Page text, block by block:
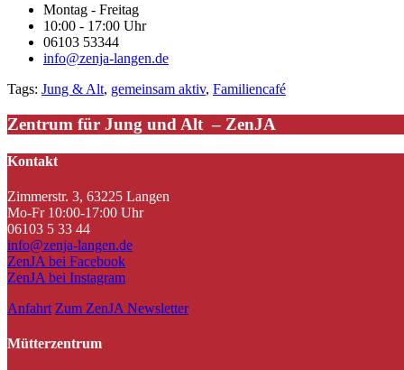
Montag - Freitag
10:00 - 17:00 Uhr
06103 53344
info@zenja-langen.de
Tags: Jung & Alt, gemeinsam aktiv, Familiencafé
Zentrum für Jung und Alt – ZenJA
Kontakt
Zimmerstr. 3, 63225 Langen
Mo-Fr 10:00-17:00 Uhr
06103 5 33 44
info@zenja-langen.de
ZenJA bei Facebook
ZenJA bei Instagram
Anfahrt Zum ZenJA Newsletter
Mütterzentrum